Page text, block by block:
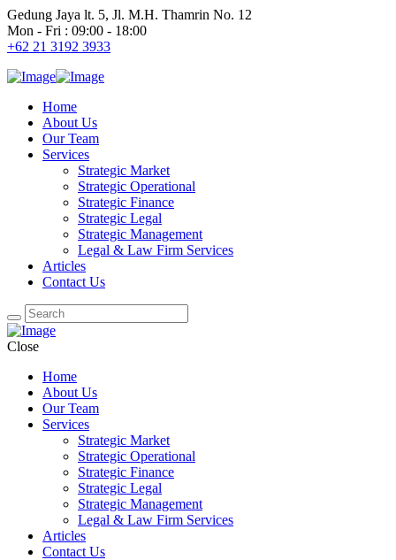
Gedung Jaya lt. 5, Jl. M.H. Thamrin No. 12
Mon - Fri : 09:00 - 18:00
+62 21 3192 3933
Home
About Us
Our Team
Services
Strategic Market
Strategic Operational
Strategic Finance
Strategic Legal
Strategic Management
Legal & Law Firm Services
Articles
Contact Us
Close
Home
About Us
Our Team
Services
Strategic Market
Strategic Operational
Strategic Finance
Strategic Legal
Strategic Management
Legal & Law Firm Services
Articles
Contact Us